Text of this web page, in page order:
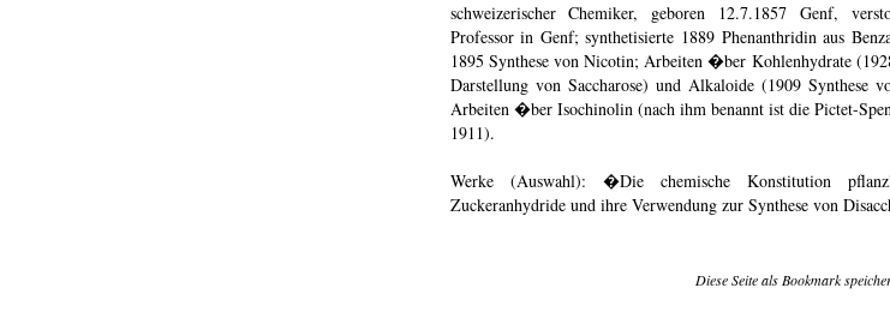
schweizerischer Chemiker, geboren 12.7.1857 Genf,
Professor in Genf; synthetisierte 1889 Phenanthridin aus
1895 Synthese von Nicotin; Arbeiten �ber Kohlenhydrate
Darstellung von Saccharose) und Alkaloide (1909 Synthese
Arbeiten �ber Isochinolin (nach ihm benannt ist die Pictet-
1911).
Werke (Auswahl): �Die chemische Konstitution
Zuckeranhydride und ihre Verwendung zur Synthese von
Diese Seite als Bookmark